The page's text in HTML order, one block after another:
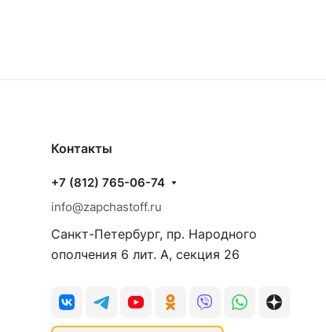
Контакты
+7 (812) 765-06-74
info@zapchastoff.ru
Санкт-Петербург, пр. Народного
ополчения 6 лит. А, секция 26